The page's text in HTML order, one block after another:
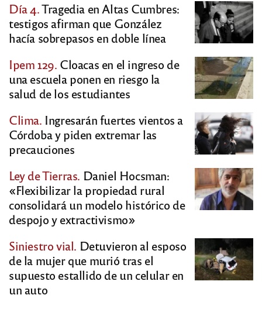
Día 4.Tragedia en Altas Cumbres:
testigos afirman que González
hacía sobrepasos en doble línea
Ipem 129. Cloacas en el ingreso de
una escuela ponen en riesgo la
salud de los estudiantes
Clima. Ingresarán fuertes vientos a
Córdoba y piden extremar las
precauciones
Ley de Tierras. Daniel Hocsman:
«Flexibilizar la propiedad rural
consolidará un modelo histórico de
despojo y extractivismo»
Siniestro vial. Detuvieron al esposo
de la mujer que murió tras el
supuesto estallido de un celular en
un auto